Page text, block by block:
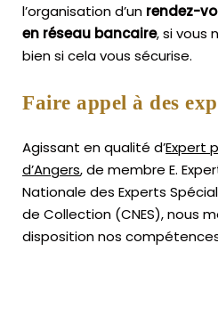
l’organisation d’un rendez-
en réseau bancaire, si vous
bien si cela vous sécurise.
Faire appel à des
Agissant en qualité d’Expert
d’Angers, de membre E.
Nationale des Experts
de Collection (CNES),nous
disposition nos